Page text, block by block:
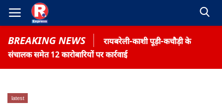
BREAKING NEWS
रायबरेली-काशी पूड़ी-कचौड़ी के
संचालक समेत 12 कारोबारियों पर कार्रवाई
latest